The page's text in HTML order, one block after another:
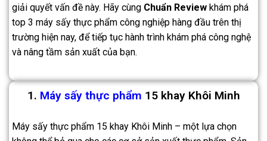
giải quyết vấn đề này. Hãy cùng Chuẩn Review khám phá
top 3 máy sấy thực phẩm công nghiệp hàng đầu trên thị
trường hiện nay, để tiếp tục hành trình khám phá công nghệ
và nâng tầm sản xuất của bạn.
1. Máy sấy thực phẩm 15 khay Khôi Minh
Máy sấy thực phẩm 15 khay Khôi Minh – một lựa chọn